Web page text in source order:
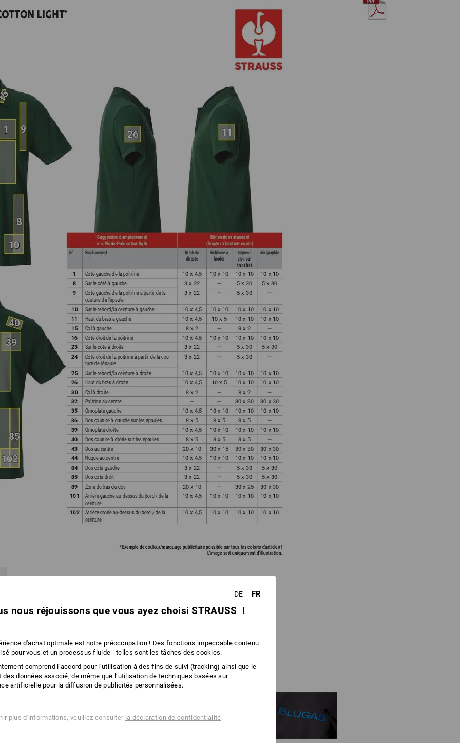
en fonction du produit et du positionnement est essentielle !
pdf ci-dessus (étape 1), vous obtenez un aperçu des techniques de finition
une certaine taille à l'emplacement souhaité.
des informations sur les différentes techniques de finition ici :
DE FR
nous réjouissons que vous ayez choisi STRAUSS !
d'achat optimale est notre préoccupation ! Des fonctions impeccable contenu
pour vous et un processus fluide - telles sont les tâches des cookies.
comprend l’accord pour l’utilisation à des fins de suivi (tracking) ainsi que le
des données associé, de même que l’utilisation de techniques basées sur
artificielle pour la diffusion de publicités personnalisées.
plus d'informations, veuillez consulter la déclaration de confidentialité.